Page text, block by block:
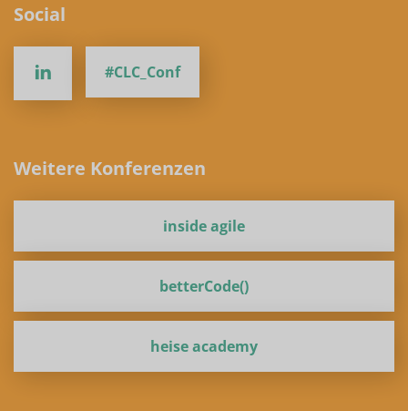
Social
#CLC_Conf
Weitere Konferenzen
inside agile
betterCode()
heise academy